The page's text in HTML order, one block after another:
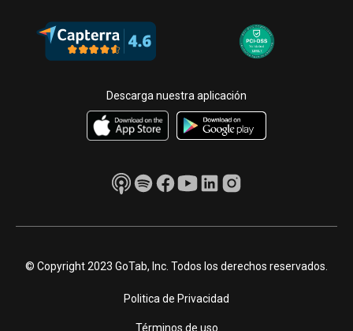
Descarga nuestra aplicación
© Copyright 2023 GoTab, Inc. Todos los derechos reservados.
Politica de Privacidad
Términos de uso